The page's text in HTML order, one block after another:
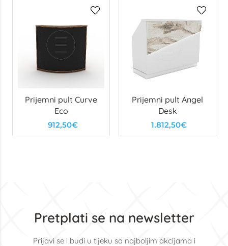
Prijemni pult Curve
Eco
912,50€
Prijemni pult Angel
Desk
1.812,50€
Pretplati se na newsletter
Prijavi se i budi u tijeku sa najboljim akcijama i